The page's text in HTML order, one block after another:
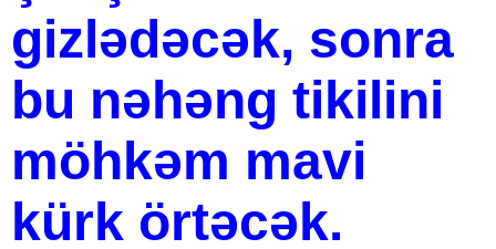
gizlədəcək, sonra
bu nəhəng tikilini
möhkəm mavi
kürk örtəcək.